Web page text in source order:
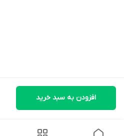
افزودن به سبد خرید